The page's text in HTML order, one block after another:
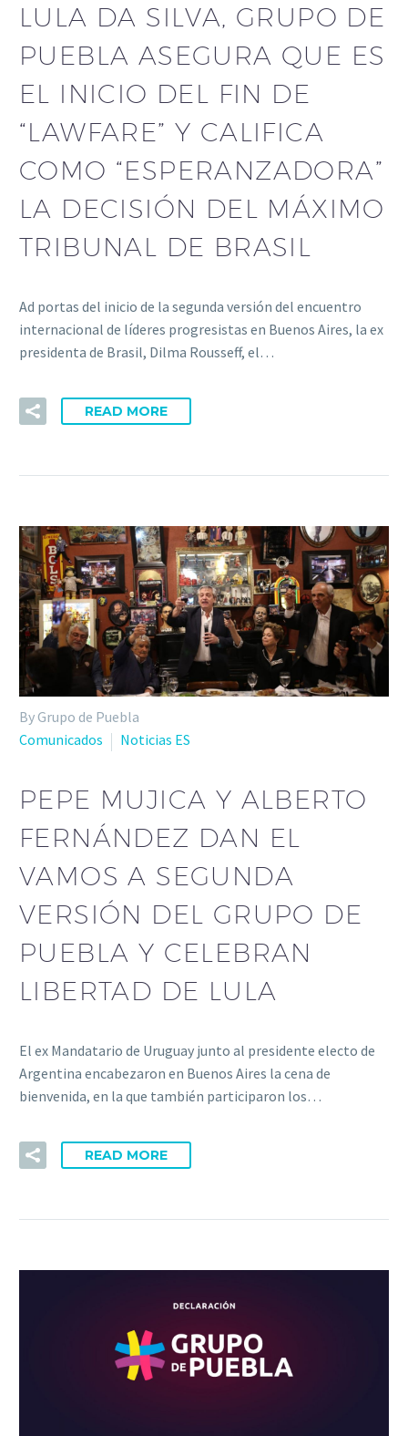
LULA DA SILVA, GRUPO DE
PUEBLA ASEGURA QUE ES
EL INICIO DEL FIN DE
“LAWFARE” Y CALIFICA
COMO “ESPERANZADORA”
LA DECISIÓN DEL MÁXIMO
TRIBUNAL DE BRASIL
Ad portas del inicio de la segunda versión del encuentro
internacional de líderes progresistas en Buenos Aires, la ex
presidenta de Brasil, Dilma Rousseff, el…
READ MORE
By Grupo de Puebla
Comunicados
Noticias ES
PEPE MUJICA Y ALBERTO
FERNÁNDEZ DAN EL
VAMOS A SEGUNDA
VERSIÓN DEL GRUPO DE
PUEBLA Y CELEBRAN
LIBERTAD DE LULA
El ex Mandatario de Uruguay junto al presidente electo de
Argentina encabezaron en Buenos Aires la cena de
bienvenida, en la que también participaron los…
READ MORE